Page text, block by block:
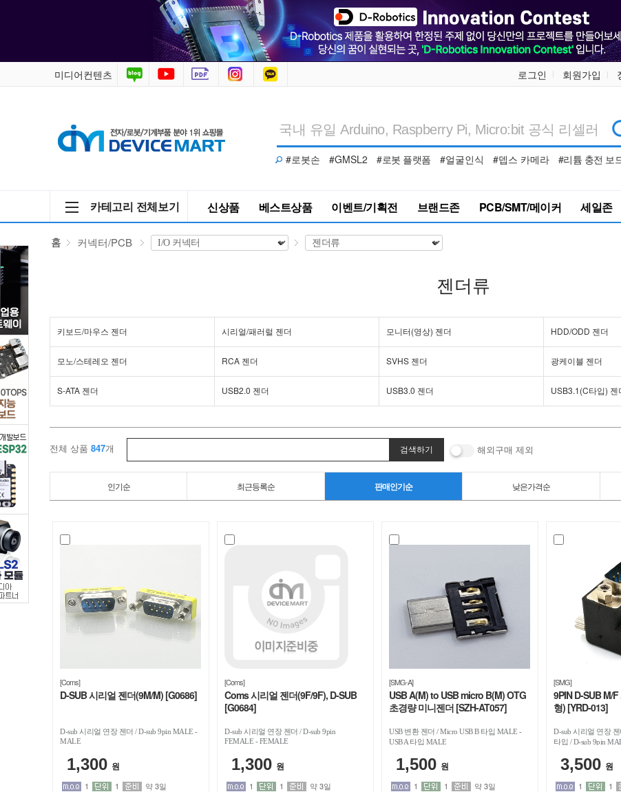
터/PCB
>
젠
더
류
/
디
바
이
스
마
트
미디어컨텐츠 로그인 회원가입
#로봇손 #GMSL2 #로봇 플랫폼 #얼굴인식 #뎁스 카메라 #리튬 충전 보
카테고리 전체보기 신상품 베스트상품 이벤트/기획전 브랜드존 PCB/SMT/메이커 세일존
홈 커넥터/PCB
젠더류
키보드/마우스 젠더 시리얼/패러럴 젠더 모니터(영상) 젠더 HDD/ODD 젠더
모노/스테레오 젠더 RCA 젠더 SVHS 젠더 광케이블 젠더
S-ATA 젠더 USB2.0 젠더 USB3.0 젠더 USB3.1(C타입) 젠
전체 상품 847개 해외구매 제외
인기순 최근등록순 판매인기순 낮은가격순
[Coms]
D-SUB 시리얼 젠더(9M/M) [G0686]
D-sub 시리얼 연장 젠더 / D-sub 9pin MALE -
MALE
1,300 원
1 1 약 3일
[Coms]
Coms 시리얼 젠더(9F/9F), D-SUB
[G0684]
D-sub 시리얼 연장 젠더 / D-sub 9pin
FEMALE - FEMALE
1,300 원
1 1 약 3일
[SMG-A]
USB A(M) to USB micro B(M) OTG
초경량 미니젠더 [SZH-AT057]
USB 변환 젠더 / Micro USB B 타입 MALE -
USB A 타입 MALE
1,500 원
1 1 약 3일
[SMG]
9PIN D-SUB M/
형) [YRD-013]
D-sub 시리얼 연장
타입 / D-sub 9pin
3,500 원
1 1